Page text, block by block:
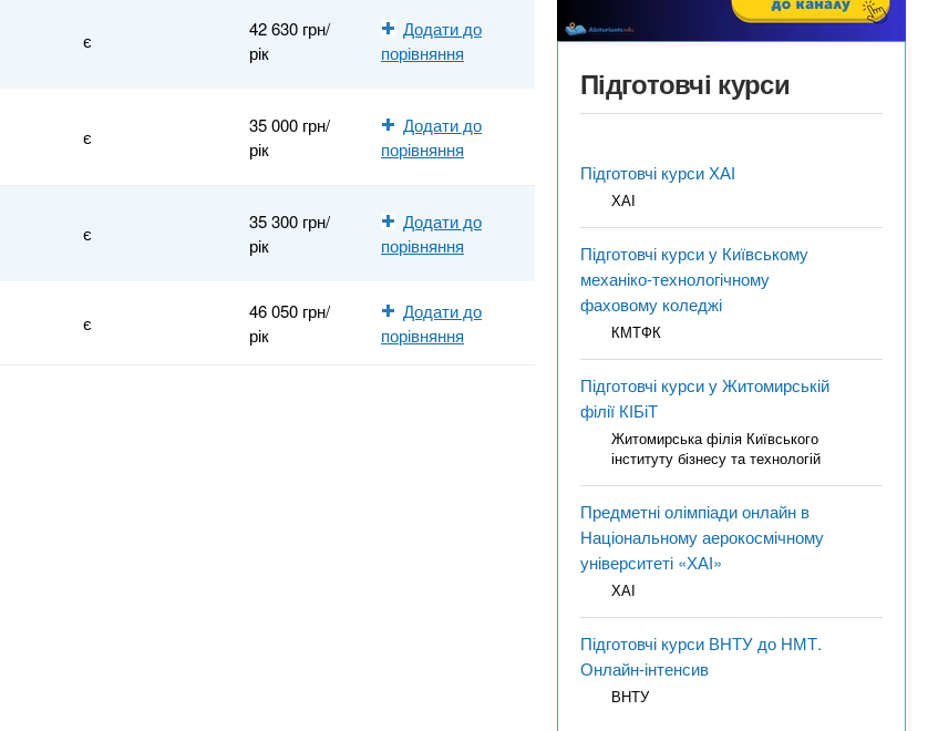
є
42 630 грн/
рік
Додати до
порівняння
є
35 000 грн/
рік
Додати до
порівняння
є
35 300 грн/
рік
Додати до
порівняння
є
46 050 грн/
рік
Додати до
порівняння
Підготовчі курси
Підготовчі курси ХАІ
ХАІ
Підготовчі курси у Київському
механіко-технологічному
фаховому коледжі
КМТФК
Підготовчі курси у Житомирській
філії КІБіТ
Житомирська філія Київського
інституту бізнесу та технологій
Предметні олімпіади онлайн в
Національному аерокосмічному
університеті «ХАІ»
ХАІ
Підготовчі курси ВНТУ до НМТ.
Онлайн-інтенсив
ВНТУ